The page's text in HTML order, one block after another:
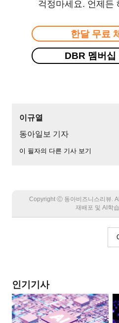
걱정마세요. 언제든
한달 무료
DBR 멤버십
이규열
동아일보 기자
이 필자의 다른 기사 보기
Copyright Ⓒ 동아비즈니스리뷰.
재배포 및 AI학
인기기사